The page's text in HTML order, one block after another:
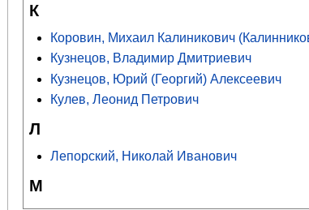
К
Коровин, Михаил Калиникович
Кузнецов, Владимир Дмитриевич
Кузнецов, Юрий (Георгий) Алексеевич
Кулев, Леонид Петрович
Л
Лепорский, Николай Иванович
М